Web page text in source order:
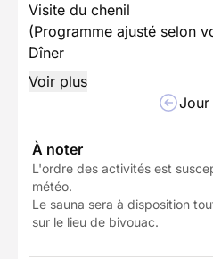
Visite du chenil
(Programme ajusté selon
Dîner
Voir plus
Jour
À noter
L'ordre des activités est
météo.
Le sauna sera à disposition
sur le lieu de bivouac.